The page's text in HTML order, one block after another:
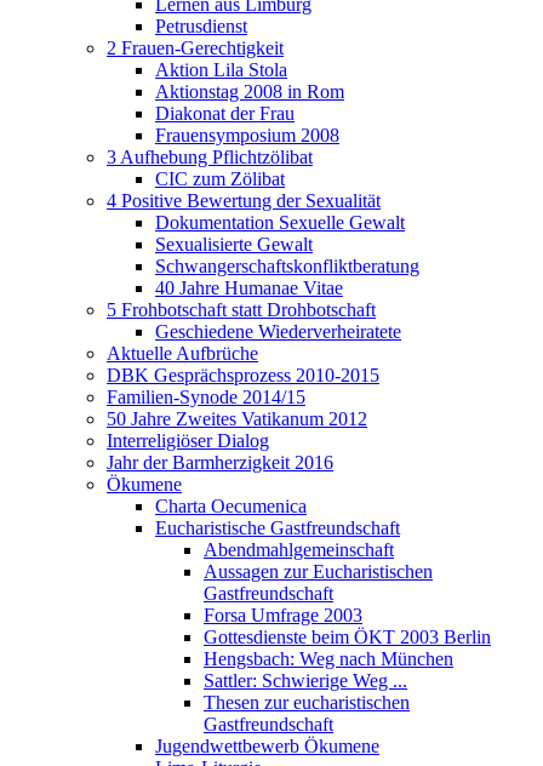
Lernen aus Limburg
Petrusdienst
2 Frauen-Gerechtigkeit
Aktion Lila Stola
Aktionstag 2008 in Rom
Diakonat der Frau
Frauensymposium 2008
3 Aufhebung Pflichtzölibat
CIC zum Zölibat
4 Positive Bewertung der Sexualität
Dokumentation Sexuelle Gewalt
Sexualisierte Gewalt
Schwangerschaftskonfliktberatung
40 Jahre Humanae Vitae
5 Frohbotschaft statt Drohbotschaft
Geschiedene Wiederverheiratete
Aktuelle Aufbrüche
DBK Gesprächsprozess 2010-2015
Familien-Synode 2014/15
50 Jahre Zweites Vatikanum 2012
Interreligiöser Dialog
Jahr der Barmherzigkeit 2016
Ökumene
Charta Oecumenica
Eucharistische Gastfreundschaft
Abendmahlgemeinschaft
Aussagen zur Eucharistischen
Gastfreundschaft
Forsa Umfrage 2003
Gottesdienste beim ÖKT 2003 Berlin
Hengsbach: Weg nach München
Sattler: Schwierige Weg ...
Thesen zur eucharistischen
Gastfreundschaft
Jugendwettbewerb Ökumene